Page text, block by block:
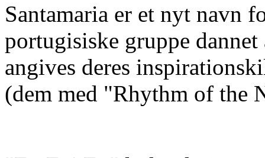
Santamaria er et nyt navn
portugisiske gruppe
angives deres
(dem med "Rhythm of the